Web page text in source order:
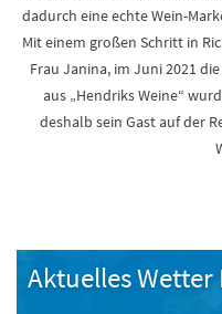
dadurch eine echte Wein-
Mit einem großen Schritt in
Frau Janina, im Juni 2021
aus „Hendriks Weine“
deshalb sein Gast auf der
Aktuelles Wetter